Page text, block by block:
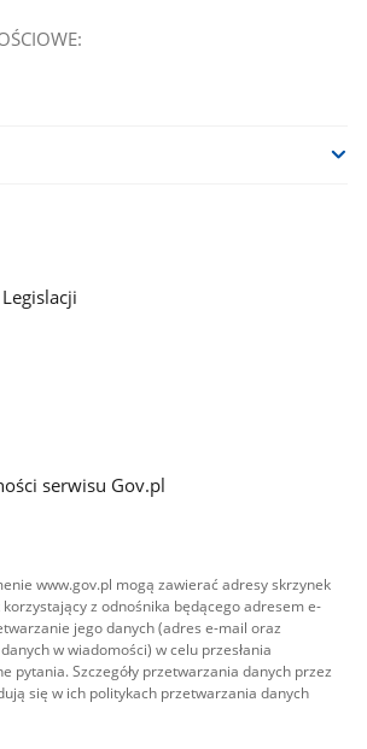
serwisu Gov.pl
www.gov.pl mogą zawierać adresy skrzynek
z odnośnika będącego adresem e-
jego danych (adres e-mail oraz
w wiadomości) w celu przesłania
pytania. Szczegóły przetwarzania danych przez
się w ich politykach przetwarzania danych